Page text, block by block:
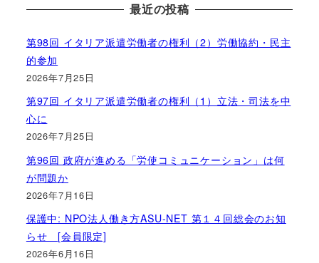
最近の投稿
第98回 イタリア派遣労働者の権利（2）労働協約・民主
的参加
2026年7月25日
第97回 イタリア派遣労働者の権利（1）立法・司法を中
心に
2026年7月25日
第96回 政府が進める「労使コミュニケーション」は何
が問題か
2026年7月16日
保護中: NPO法人働き方ASU-NET 第１４回総会のお知
らせ [会員限定]
2026年6月16日